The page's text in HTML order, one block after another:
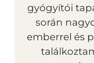
gyógyítói
során
emberrel és